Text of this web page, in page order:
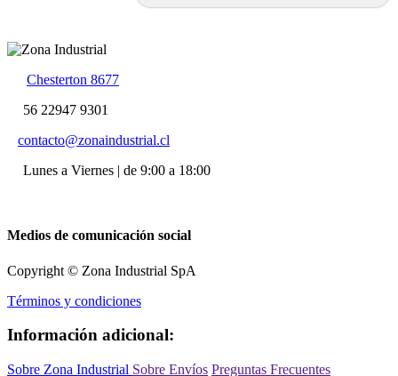
Chesterton 8677
56 22947 9301
contacto@zonaindustrial.cl
Lunes a Viernes | de 9:00 a 18:00
Medios de comunicación social
Copyright © Zona Industrial SpA
Términos y condiciones
Información adicional:
Sobre Zona Industrial Sobre Envíos Preguntas Frecuentes